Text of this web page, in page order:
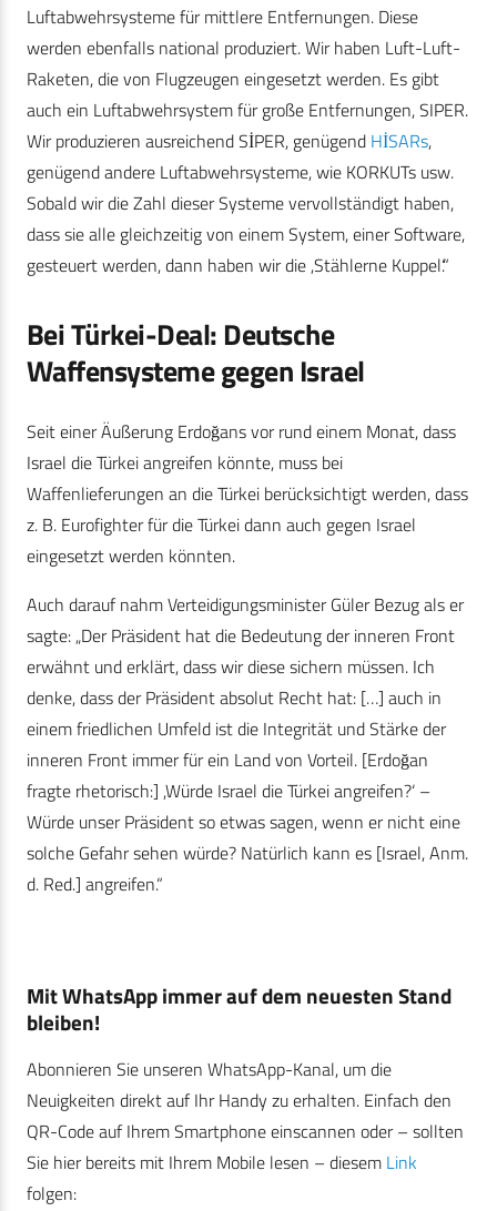
Luftabwehrsysteme für mittlere Entfernungen. Diese
werden ebenfalls national produziert. Wir haben Luft-Luft-
Raketen, die von Flugzeugen eingesetzt werden. Es gibt
auch ein Luftabwehrsystem für große Entfernungen, SIPER.
Wir produzieren ausreichend SİPER, genügend HİSARs,
genügend andere Luftabwehrsysteme, wie KORKUTs usw.
Sobald wir die Zahl dieser Systeme vervollständigt haben,
dass sie alle gleichzeitig von einem System, einer Software,
gesteuert werden, dann haben wir die ,Stählerne Kuppel‘.“
Bei Türkei-Deal: Deutsche
Waffensysteme gegen Israel
Seit einer Äußerung Erdoğans vor rund einem Monat, dass
Israel die Türkei angreifen könnte, muss bei
Waffenlieferungen an die Türkei berücksichtigt werden, dass
z. B. Eurofighter für die Türkei dann auch gegen Israel
eingesetzt werden könnten.
Auch darauf nahm Verteidigungsminister Güler Bezug als er
sagte: „Der Präsident hat die Bedeutung der inneren Front
erwähnt und erklärt, dass wir diese sichern müssen. Ich
denke, dass der Präsident absolut Recht hat: […] auch in
einem friedlichen Umfeld ist die Integrität und Stärke der
inneren Front immer für ein Land von Vorteil. [Erdoğan
fragte rhetorisch:] ,Würde Israel die Türkei angreifen?‘ –
Würde unser Präsident so etwas sagen, wenn er nicht eine
solche Gefahr sehen würde? Natürlich kann es [Israel, Anm.
d. Red.] angreifen.“
Mit WhatsApp immer auf dem neuesten Stand
bleiben!
Abonnieren Sie unseren WhatsApp-Kanal, um die
Neuigkeiten direkt auf Ihr Handy zu erhalten. Einfach den
QR-Code auf Ihrem Smartphone einscannen oder – sollten
Sie hier bereits mit Ihrem Mobile lesen – diesem Link
folgen: